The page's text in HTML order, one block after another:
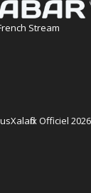
Stream
Xalaflix Officiel 2026